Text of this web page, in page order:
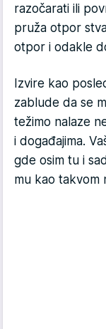
razočarati ili
pruža otpor
otpor i odakle
Izvire kao
zablude da se
težimo nalaze
i događajima.
gde osim tu i
mu kao takvom